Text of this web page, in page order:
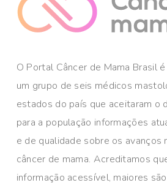
O Portal Câncer de Mama Brasil
um grupo de seis médicos
estados do país que aceitaram o
para a população informações
e de qualidade sobre os avanços
câncer de mama. Acreditamos
informação acessível, maiores